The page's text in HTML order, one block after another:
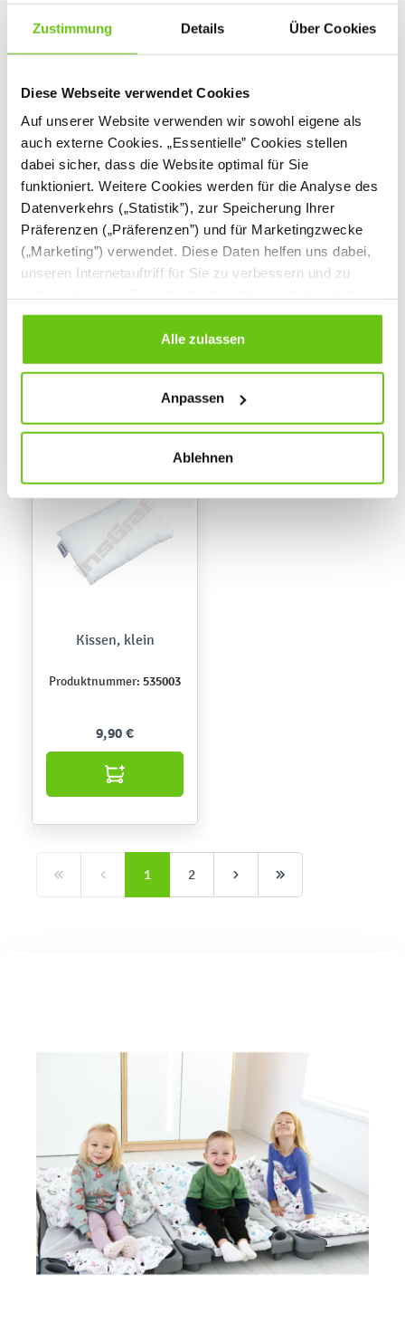
Zustimmung Details Über Cookies
Diese Webseite verwendet Cookies
Auf unserer Website verwenden wir sowohl eigene als
auch externe Cookies. „Essentielle” Cookies stellen
dabei sicher, dass die Website optimal für Sie
funktioniert. Weitere Cookies werden für die Analyse des
Datenverkehrs („Statistik”), zur Speicherung Ihrer
Präferenzen („Präferenzen”) und für Marketingzwecke
(„Marketing”) verwendet. Diese Daten helfen uns dabei,
unseren Internetauftriff für Sie zu verbessern und zu
Cookies Sie erlauben. Verweigern Sie Ihre Zustimmung,
wählen Sie „Alle ablehnen” – in diesem Fall werden nur
Daten verarbeitet, die für den Besuch unserer Website
jederzeit ändern, indem Sie auf die Schaltfläche unten
links klicken. Weitere Informationen zur Datennutzung
Alle zulassen
Anpassen
Ablehnen
Matratzenschutz,
groß
Produktnummer:134014
Matratzenschutz,
klein
Produktnummer:134012
Kissen, klein
Produktnummer: 535003
9,90 €
1 2